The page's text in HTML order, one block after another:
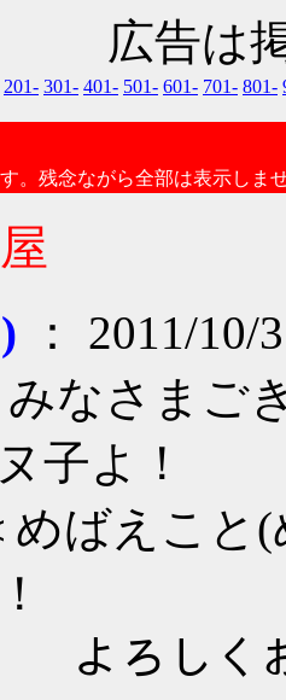
広告は
201- 301- 401- 501- 601- 701- 801-
。残念ながら全部は表示しま
： 2011/10/
さまごき
子よ！
めばえこと
しくお願